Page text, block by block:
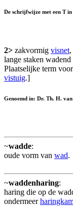
De schrijfwijze met een T
2> zakvormig visnet
lange staken
Plaatselijke term voor
vistuig.]
Genoemd in: Dr. Th. H.
~wadde:
oude vorm van wad.
~waddenharing:
haring die op de
ondermeer